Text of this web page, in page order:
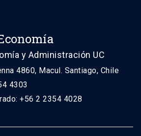
y Administración UC
4860, Macul. Santiago, Chile
4303
+56 2 2354 4028